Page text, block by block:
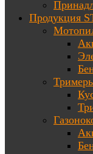
Продукция